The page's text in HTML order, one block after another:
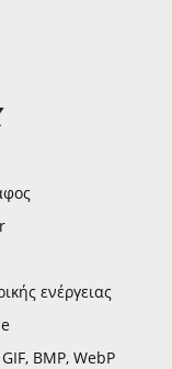
ενέργειας
BMP, WebP